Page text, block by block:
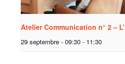
Atelier Communication n° 2 –
29 septembre - 09:30 - 11:30